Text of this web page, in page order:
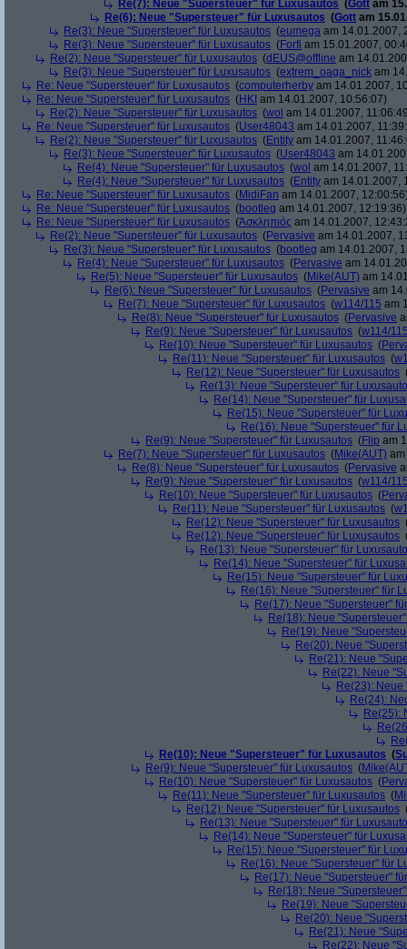
Re(7): Neue "Supersteuer" für Luxusautos (Gott am
Re(6): Neue "Supersteuer" für Luxusautos (Gott am
Re(3): Neue "Supersteuer" für Luxusautos (eumega am 14.01.2007,
Re(3): Neue "Supersteuer" für Luxusautos (Forfi am 15.01.2007,
Re(2): Neue "Supersteuer" für Luxusautos (dEUS@offline am
Re(3): Neue "Supersteuer" für Luxusautos (extrem_oaga_nick am
Re: Neue "Supersteuer" für Luxusautos (computerherby am 14.01.2007,
Re: Neue "Supersteuer" für Luxusautos (HKI am 14.01.2007, 10:56:07)
Re(2): Neue "Supersteuer" für Luxusautos (wol am 14.01.2007,
Re: Neue "Supersteuer" für Luxusautos (User48043 am 14.01.2007,
Re(2): Neue "Supersteuer" für Luxusautos (Entity am 14.01.2007,
Re(3): Neue "Supersteuer" für Luxusautos (User48043 am
Re(4): Neue "Supersteuer" für Luxusautos (wol am 14.01.2007,
Re(4): Neue "Supersteuer" für Luxusautos (Entity am 14.01.2007,
Re: Neue "Supersteuer" für Luxusautos (MidiFan am 14.01.2007,
Re: Neue "Supersteuer" für Luxusautos (bootleg am 14.01.2007, 12:19:36)
Re: Neue "Supersteuer" für Luxusautos (Ἀσκληπιός am 14.01.2007,
Re(2): Neue "Supersteuer" für Luxusautos (Pervasive am 14.01.2007,
Re(3): Neue "Supersteuer" für Luxusautos (bootleg am 14.01.2007,
Re(4): Neue "Supersteuer" für Luxusautos (Pervasive am
Re(5): Neue "Supersteuer" für Luxusautos (Mike(AUT) am
Re(6): Neue "Supersteuer" für Luxusautos (Pervasive am
Re(7): Neue "Supersteuer" für Luxusautos (w114/115 am
Re(8): Neue "Supersteuer" für Luxusautos (Pervasive
Re(9): Neue "Supersteuer" für Luxusautos (w114/
Re(10): Neue "Supersteuer" für Luxusautos (
Re(11): Neue "Supersteuer" für Luxusautos (
Re(12): Neue "Supersteuer" für Luxusautos
Re(13): Neue "Supersteuer" für
Re(14): Neue "Supersteuer" für
Re(15): Neue "Supersteuer" für
Re(16): Neue "Supersteuer" für
Re(9): Neue "Supersteuer" für Luxusautos (Flip am
Re(7): Neue "Supersteuer" für Luxusautos (Mike(AUT)
Re(8): Neue "Supersteuer" für Luxusautos (Pervasive
Re(9): Neue "Supersteuer" für Luxusautos (w114/
Re(10): Neue "Supersteuer" für Luxusautos (
Re(11): Neue "Supersteuer" für Luxusautos (
Re(12): Neue "Supersteuer" für Luxusautos
Re(12): Neue "Supersteuer" für Luxusautos
Re(13): Neue "Supersteuer" für
Re(14): Neue "Supersteuer" für
Re(15): Neue "Supersteuer" für
Re(16): Neue "Supersteuer" für
Re(17): Neue "Supersteuer"
Re(18): Neue
Re(19): Neue
Re(20): Neue
Re(21): Neue
Re(22): Neue
Re(23):
Re(24):
Re(25):
Re(10): Neue "Supersteuer" für Luxusautos (
Re(9): Neue "Supersteuer" für Luxusautos (
Re(10): Neue "Supersteuer" für Luxusautos (
Re(11): Neue "Supersteuer" für Luxusautos (
Re(12): Neue "Supersteuer" für Luxusautos
Re(13): Neue "Supersteuer" für
Re(14): Neue "Supersteuer" für
Re(15): Neue "Supersteuer" für
Re(16): Neue "Supersteuer" für
Re(17): Neue "Supersteuer"
Re(18): Neue
Re(19): Neue
Re(20): Neue
Re(21): Neue
Re(22): Neue